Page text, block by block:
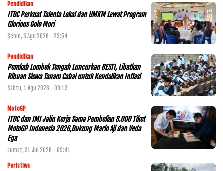
Pendidikan
ITDC Perkuat Talenta Lokal dan UMKM Lewat Program
Glorious Golo Mori
Senin, 3 Agu 2026 - 23:54
Pendidikan
Pemkab Lombok Tengah Luncurkan BESTI, Libatkan
Ribuan Siswa Tanam Cabai untuk Kendalikan Inflasi
Sabtu, 1 Agu 2026 - 09:13
MotoGP
ITDC dan IMI Jalin Kerja Sama Pembelian 8.000 Tiket
MotoGP Indonesia 2026,Dukung Mario Aji dan Veda
Ega
Jumat, 31 Jul 2026 - 09:41
Peristiwa